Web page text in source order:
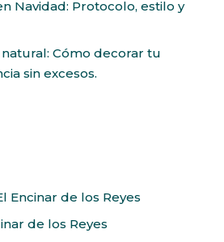
Navidad: Protocolo, estilo y
Cómo decorar tu
sin excesos.
Encinar de los Reyes
de los Reyes